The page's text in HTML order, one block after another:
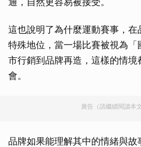
這也說明了為什麼運動賽事，
特殊地位，當一場比賽被視為
市行銷到品牌再造，這樣的情境
會。
廣告（請繼續閱讀本文
品牌如果能理解其中的情緒與